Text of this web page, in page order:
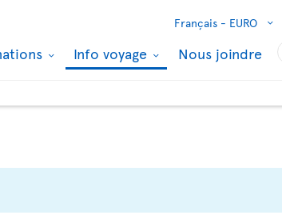
Français - EURO
Info voyage Nous joindre